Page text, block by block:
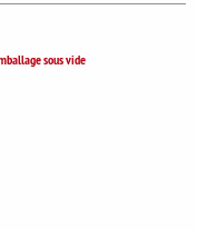
sous vide